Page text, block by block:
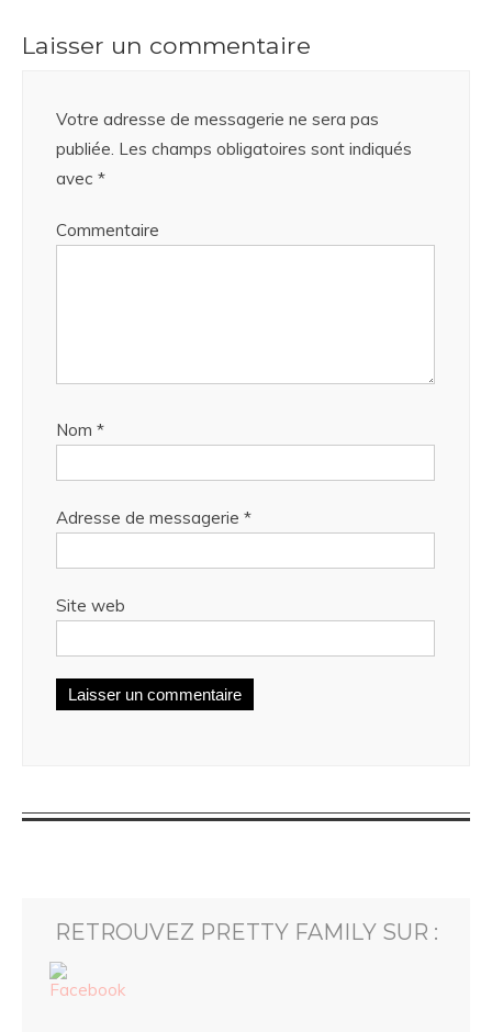
Laisser un commentaire
Votre adresse de messagerie ne sera pas
publiée. Les champs obligatoires sont indiqués
avec *
Commentaire
Nom *
Adresse de messagerie *
Site web
RETROUVEZ PRETTY FAMILY SUR :